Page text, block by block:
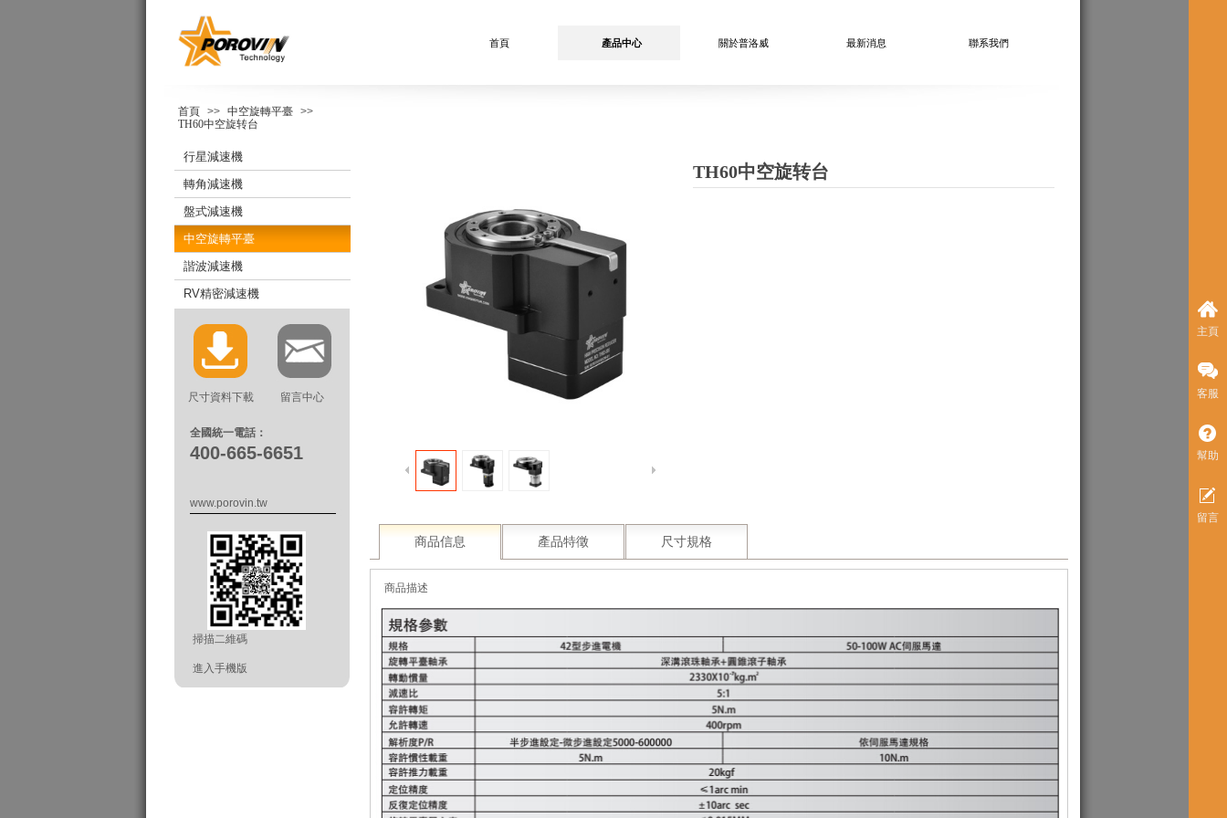
首頁 產品中心 關於普洛威 最新消息 聯系我們
首頁 >> 中空旋轉平臺 >>
TH60中空旋转台
TH60中空旋转台
商品信息 產品特徵 尺寸規格
商品描述
行星減速機
轉角減速機
盤式減速機
中空旋轉平臺
諧波減速機
RV精密減速機
尺寸資料下載 留言中心
全國統一電話：
400-665-6651
www.porovin.tw
掃描二維碼
進入手機版
主頁
客服
幫助
留言